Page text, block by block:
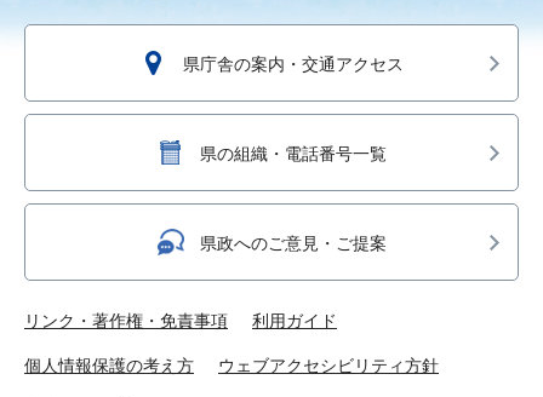
県庁舎の案内・交通アクセス
県の組織・電話番号一覧
県政へのご意見・ご提案
リンク・著作権・免責事項 利用ガイド
個人情報保護の考え方 ウェブアクセシビリティ方針